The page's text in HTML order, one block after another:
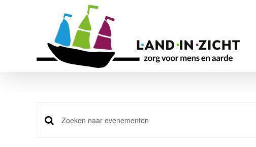
Evenementen
Vul